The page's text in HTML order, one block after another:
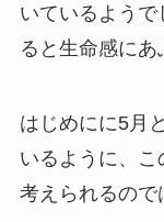
いているよう
ると生命感にあ
はじめにに5月
いるように、こ
考えられるので